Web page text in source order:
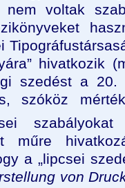
nem voltak
hivatkozik
szedést a 20.
szóköz
szabályokat
műre
a „lipcsei
von